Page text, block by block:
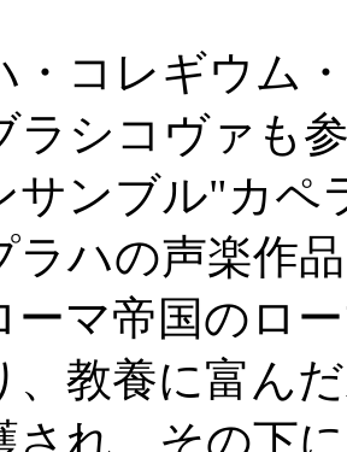
コレギウム
ラシコヴァも
サンブル"カペ
ラハの声楽作
マ帝国のロ
、教養に富ん
され、その下